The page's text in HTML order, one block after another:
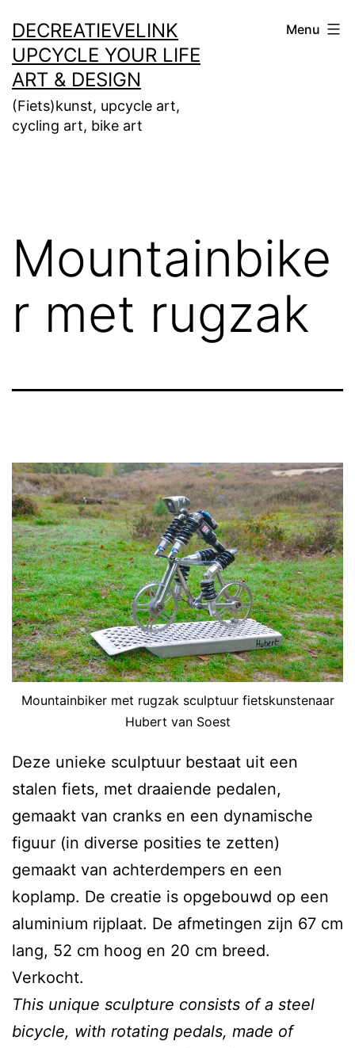
naar
de
inhoud
DECREATIEVELINK
UPCYCLE YOUR LIFE
ART & DESIGN
(Fiets)kunst, upcycle art,
cycling art, bike art
Menu
Mountainbike
r met rugzak
Mountainbiker met rugzak sculptuur fietskunstenaar
Hubert van Soest
Deze unieke sculptuur bestaat uit een
stalen fiets, met draaiende pedalen,
gemaakt van cranks en een dynamische
figuur (in diverse posities te zetten)
gemaakt van achterdempers en een
koplamp. De creatie is opgebouwd op een
aluminium rijplaat. De afmetingen zijn 67 cm
lang, 52 cm hoog en 20 cm breed.
Verkocht.
This unique sculpture consists of a steel
bicycle, with rotating pedals, made of